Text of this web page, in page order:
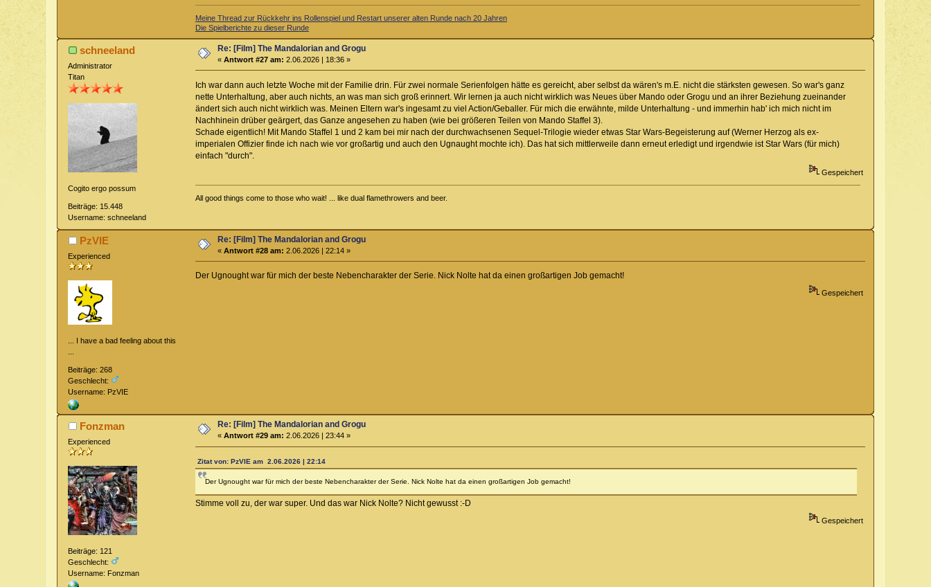
Meine Thread zur Rückkehr ins Rollenspiel und Restart unserer alten Runde nach 20 Jahren
Die Spielberichte zu dieser Runde
schneeland
Administrator
Titan
Cogito ergo possum
Beiträge: 15.448
Username: schneeland
Re: [Film] The Mandalorian and Grogu
«Antwort #27 am: 2.06.2026 | 18:36 »
Ich war dann auch letzte Woche mit der Familie drin. Für zwei normale Serienfolgen hätte es gereicht, aber selbst da wären's m.E. nicht die stärksten gewesen. So war's ganz
nette Unterhaltung, aber auch nichts, an was man sich groß erinnert. Wir lernen ja auch nicht wirklich was Neues über Mando oder Grogu und an ihrer Beziehung zueinander
ändert sich auch nicht wirklich was. Meinen Eltern war's ingesamt zu viel Action/Geballer. Für mich die erwähnte, milde Unterhaltung - und immerhin hab' ich mich nicht im
Nachhinein drüber geärgert, das Ganze angesehen zu haben (wie bei größeren Teilen von Mando Staffel 3).
Schade eigentlich! Mit Mando Staffel 1 und 2 kam bei mir nach der durchwachsenen Sequel-Trilogie wieder etwas Star Wars-Begeisterung auf (Werner Herzog als ex-
imperialen Offizier finde ich nach wie vor großartig und auch den Ugnaught mochte ich). Das hat sich mittlerweile dann erneut erledigt und irgendwie ist Star Wars (für mich)
einfach "durch".
Gespeichert
All good things come to those who wait! ... like dual flamethrowers and beer.
PzVIE
Experienced
... I have a bad feeling about this
Beiträge: 268
Geschlecht:
Username: PzVIE
Re: [Film] The Mandalorian and Grogu
«Antwort #28 am: 2.06.2026 | 22:14 »
Der Ugnought war für mich der beste Nebencharakter der Serie. Nick Nolte hat da einen großartigen Job gemacht!
Gespeichert
Fonzman
Experienced
Beiträge: 121
Geschlecht:
Username: Fonzman
Re: [Film] The Mandalorian and Grogu
«Antwort #29 am: 2.06.2026 | 23:44 »
Zitat von: PzVIE am 2.06.2026 | 22:14
Der Ugnought war für mich der beste Nebencharakter der Serie. Nick Nolte hat da einen großartigen Job gemacht!
Stimme voll zu, der war super. Und das war Nick Nolte? Nicht gewusst :-D
Gespeichert